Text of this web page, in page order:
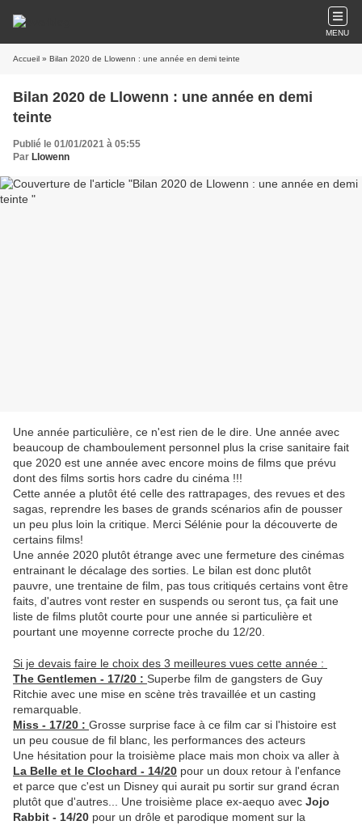
MENU
Accueil » Bilan 2020 de Llowenn : une année en demi teinte
Bilan 2020 de Llowenn : une année en demi
teinte
Publié le 01/01/2021 à 05:55
Par Llowenn
Une année particulière, ce n'est rien de le dire. Une année avec
beaucoup de chamboulement personnel plus la crise sanitaire fait
que 2020 est une année avec encore moins de films que prévu
dont des films sortis hors cadre du cinéma !!!
Cette année a plutôt été celle des rattrapages, des revues et des
sagas, reprendre les bases de grands scénarios afin de pousser
un peu plus loin la critique. Merci Sélénie pour la découverte de
certains films!
Une année 2020 plutôt étrange avec une fermeture des cinémas
entrainant le décalage des sorties. Le bilan est donc plutôt
pauvre, une trentaine de film, pas tous critiqués certains vont être
faits, d'autres vont rester en suspends ou seront tus, ça fait une
liste de films plutôt courte pour une année si particulière et
pourtant une moyenne correcte proche du 12/20.
Si je devais faire le choix des 3 meilleures vues cette année :
The Gentlemen - 17/20 : Superbe film de gangsters de Guy
Ritchie avec une mise en scène très travaillée et un casting
remarquable.
Miss - 17/20 : Grosse surprise face à ce film car si l'histoire est
un peu cousue de fil blanc, les performances des acteurs
Une hésitation pour la troisième place mais mon choix va aller à
La Belle et le Clochard - 14/20 pour un doux retour à l'enfance
et parce que c'est un Disney qui aurait pu sortir sur grand écran
plutôt que d'autres... Une troisième place ex-aequo avec Jojo
Rabbit - 14/20 pour un drôle et parodique moment sur la